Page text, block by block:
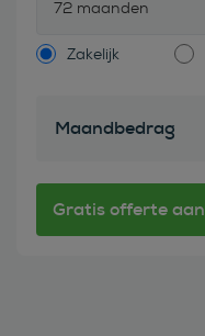
72 maanden
Zakelijk
Maandbedrag